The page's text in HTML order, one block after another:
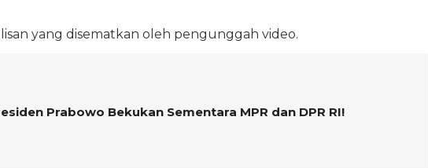
yang disematkan oleh pengunggah video.
Prabowo Bekukan Sementara MPR dan DPR RI!